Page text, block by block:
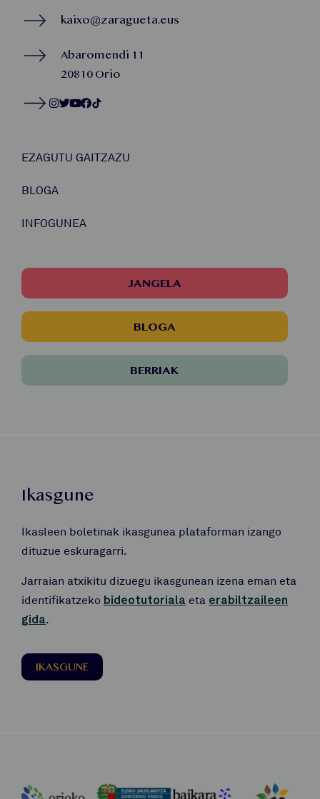
kaixo@zaragueta.eus
Abaromendi 11
20810 Orio
EZAGUTU GAITZAZU
BLOGA
INFOGUNEA
JANGELA
BLOGA
BERRIAK
Ikasgune
Ikasleen boletinak ikasgunea plataforman izango
dituzue eskuragarri.
Jarraian atxikitu dizuegu ikasgunean izena eman eta
identifikatzeko bideotutoriala eta erabiltzaileen
gida.
IKASGUNE